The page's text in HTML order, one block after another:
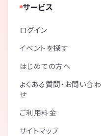
サービス
ログイン
イベントを探す
はじめての方へ
よくある質問・お問い合わ
せ
ご利用料金
サイトマップ